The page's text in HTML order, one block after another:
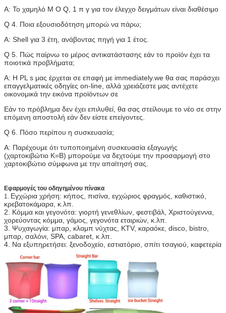
Α: Το χαμηλό Μ Ο Q, 1 π γ για τον έλεγχο δειγμάτων είναι διαθέσιμο
Q 4. Ποια εξουσιοδότηση μπορώ να πάρω;
Α: Shell για 3 έτη, ανάβοντας πηγή για 1 έτος.
Q 5. Πώς παίρνω το μέρος αντικατάστασης εάν το προϊόν έχει τα
ποιοτικά προβλήματα;
Α: Η PL s μας έρχεται σε επαφή με immediately.we θα σας παράσχει
επαγγελματικές οδηγίες on-line, αλλά χρειάζεστε μας αντέχετε
οικονομικά την εικόνα προϊόντων σε
Εάν το πρόβλημα δεν έχει επιλυθεί, θα σας στείλουμε το νέο σε στην
επόμενη αποστολή εάν δεν είστε επείγοντες.
Q 6. Πόσο περίπου η συσκευασία;
Α: Παρέχουμε ότι τυποποιημένη συσκευασία εξαγωγής
(χαρτοκιβώτιο K=B) μπορούμε να δεχτούμε την προσαρμογή στο
χαρτοκιβώτιο σύμφωνα με την απαίτησή σας.
Εφαρμογές του οδηγημένου πίνακα
1. Εγχώρια χρήση: κήπος, πισίνα, εγχώριος φραγμός, καθιστικό,
κρεβατοκάμαρα, κ.λπ.
2. Κόμμα και γεγονότα: γιορτή γενεθλίων, φεστιβάλ, Χριστούγεννα,
χορεύοντας κόμμα, γάμος, γεγονότα εταιριών, κ.λπ.
3. Ψυχαγωγία: μπαρ, κλαμπ νύχτας, KTV, καραόκε, disco, bistro,
μπαρ, σαλόνι, SPA, cabaret, κ.λπ.
4. Να εξυπηρετήσει: ξενοδοχείο, εστιατόριο, σπίτι τσαγιού, καφετερία